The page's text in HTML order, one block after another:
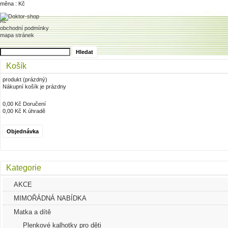
měna : Kč
Kč
obchodní podmínky
mapa stránek
Home
Dodání
Akce
Přihlaste se
Registrace
Košík
produkt (prázdný)
Nákupní košík je prázdny
0,00 Kč Doručení
0,00 Kč K úhradě
Objednávka
Kategorie
AKCE
MIMOŘÁDNÁ NABÍDKA
Matka a dítě
Plenkové kalhotky pro děti